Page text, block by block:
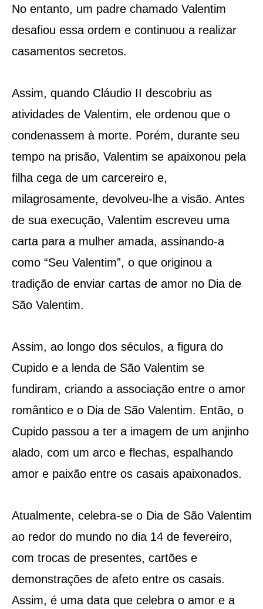
No entanto, um padre chamado Valentim
desafiou essa ordem e continuou a realizar
casamentos secretos.
Assim, quando Cláudio II descobriu as
atividades de Valentim, ele ordenou que o
condenassem à morte. Porém, durante seu
tempo na prisão, Valentim se apaixonou pela
filha cega de um carcereiro e,
milagrosamente, devolveu-lhe a visão. Antes
de sua execução, Valentim escreveu uma
carta para a mulher amada, assinando-a
como “Seu Valentim”, o que originou a
tradição de enviar cartas de amor no Dia de
São Valentim.
Assim, ao longo dos séculos, a figura do
Cupido e a lenda de São Valentim se
fundiram, criando a associação entre o amor
romântico e o Dia de São Valentim. Então, o
Cupido passou a ter a imagem de um anjinho
alado, com um arco e flechas, espalhando
amor e paixão entre os casais apaixonados.
Atualmente, celebra-se o Dia de São Valentim
ao redor do mundo no dia 14 de fevereiro,
com trocas de presentes, cartões e
demonstrações de afeto entre os casais.
Assim, é uma data que celebra o amor e a